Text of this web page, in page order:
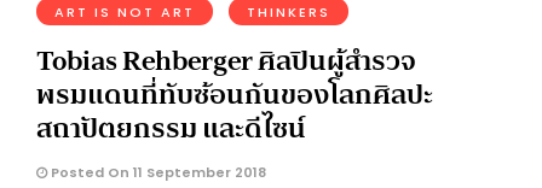
ART IS NOT ART THINKERS
Tobias Rehberger ศิลปินผู้สำรวจ
พรมแดนที่ทับซ้อนกันของโลกศิลปะ
สถาปัตยกรรม และดีไซน์
Posted On 11 September 2018